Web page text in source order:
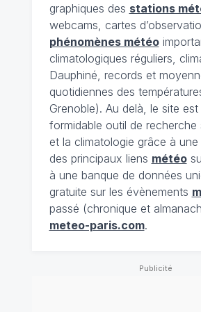
graphiques des stations
webcams, cartes
phénomènes météo
climatologiques réguliers,
Dauphiné, records et
quotidiennes des
Grenoble). Au delà, le site est
formidable outil de recherche
et la climatologie grâce à
des principaux liens météo
à une banque de données
gratuite sur les évènements
passé (chronique et
meteo-paris.com.